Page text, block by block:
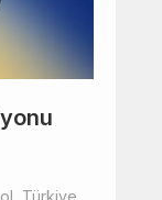
Türkiye